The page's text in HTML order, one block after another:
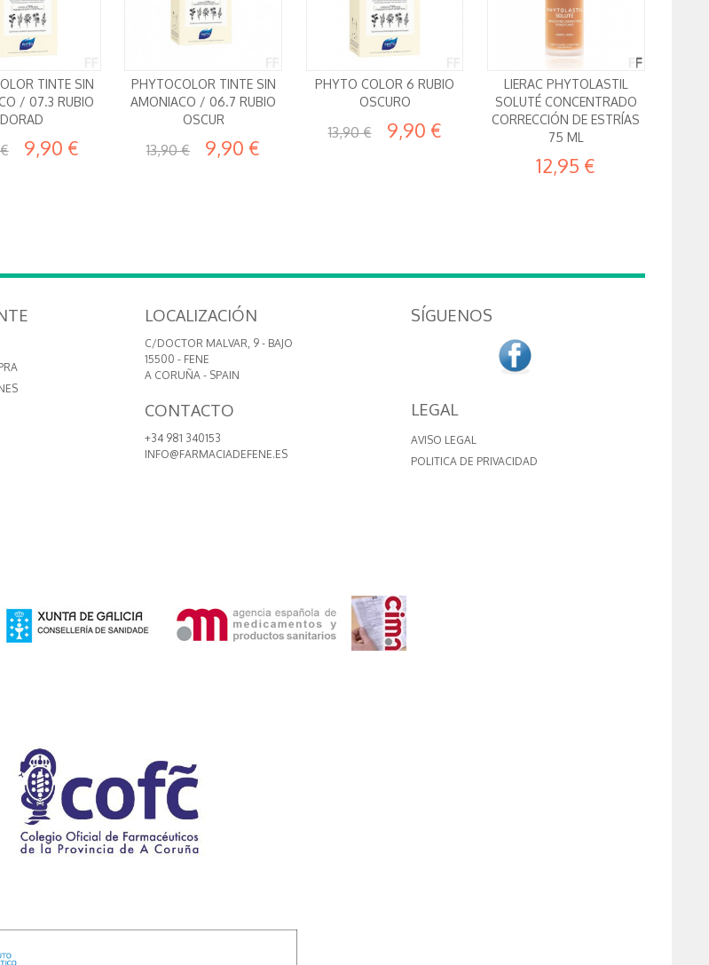
TINTE SIN
/ 07.3 RUBIO
DORAD
9,90 €
PHYTOCOLOR TINTE SIN
AMONIACO / 06.7 RUBIO
OSCUR
13,90 € 9,90 €
PHYTO COLOR 6 RUBIO
OSCURO
13,90 € 9,90 €
LIERAC PHYTOLASTIL
SOLUTÉ CONCENTRADO
CORRECCIÓN DE ESTRÍAS
75 ML
12,95 €
LOCALIZACIÓN
C/DOCTOR MALVAR, 9 - BAJO
15500 - FENE
A CORUÑA - SPAIN
CONTACTO
+34 981 340153
INFO@FARMACIADEFENE.ES
SÍGUENOS
LEGAL
AVISO LEGAL
POLITICA DE PRIVACIDAD